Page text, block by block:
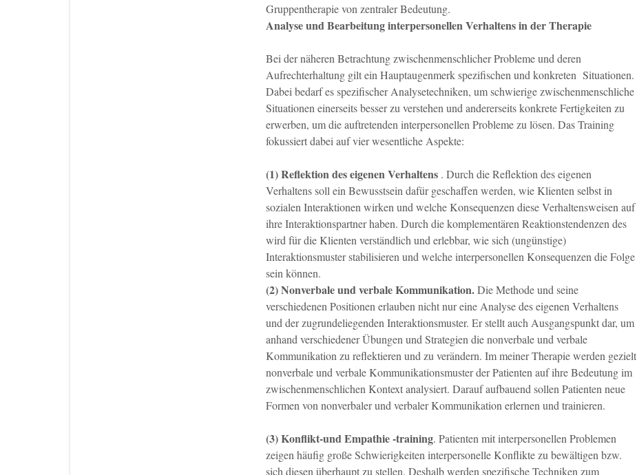
Gruppentherapie von zentraler Bedeutung.
Analyse und Bearbeitung interpersonellen Verhaltens in der Therapie
Bei der näheren Betrachtung zwischenmenschlicher Probleme und deren
Aufrechterhaltung gilt ein Hauptaugenmerk spezifischen und konkreten Situationen.
Dabei bedarf es spezifischer Analysetechniken, um schwierige zwischenmenschliche
Situationen einerseits besser zu verstehen und andererseits konkrete Fertigkeiten zu
erwerben, um die auftretenden interpersonellen Probleme zu lösen. Das Training
fokussiert dabei auf vier wesentliche Aspekte:
(1) Reflektion des eigenen Verhaltens. Durch die Reflektion des eigenen
Verhaltens soll ein Bewusstsein dafür geschaffen werden, wie Klienten selbst in
sozialen Interaktionen wirken und welche Konsequenzen diese Verhaltensweisen auf
ihre Interaktionspartner haben. Durch die komplementären Reaktionstendenzen des
wird für die Klienten verständlich und erlebbar, wie sich (ungünstige)
Interaktionsmuster stabilisieren und welche interpersonellen Konsequenzen die Folge
sein können.
(2) Nonverbale und verbale Kommunikation.Die Methode und seine
verschiedenen Positionen erlauben nicht nur eine Analyse des eigenen Verhaltens
und der zugrundeliegenden Interaktionsmuster. Er stellt auch Ausgangspunkt dar, um
anhand verschiedener Übungen und Strategien die nonverbale und verbale
Kommunikation zu reflektieren und zu verändern. Im meiner Therapie werden gezielt
nonverbale und verbale Kommunikationsmuster der Patienten auf ihre Bedeutung im
zwischenmenschlichen Kontext analysiert. Darauf aufbauend sollen Patienten neue
Formen von nonverbaler und verbaler Kommunikation erlernen und trainieren.
(3) Konflikt-und Empathie -training. Patienten mit interpersonellen Problemen
zeigen häufig große Schwierigkeiten interpersonelle Konflikte zu bewältigen bzw.
sich diesen überhaupt zu stellen. Deshalb werden spezifische Techniken zum